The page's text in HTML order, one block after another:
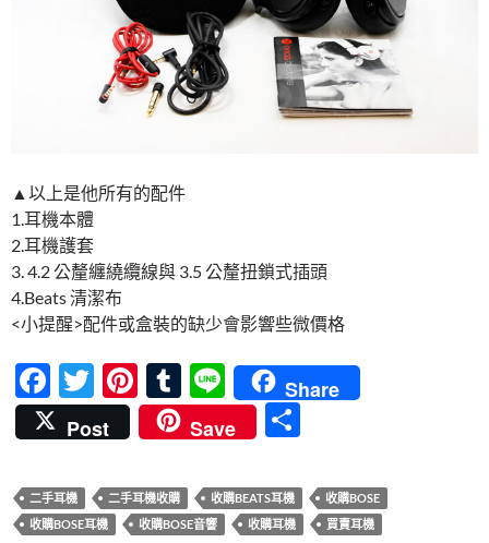
▲以上是他所有的配件
1.耳機本體
2.耳機護套
3. 4.2 公釐纏繞纜線與 3.5 公釐扭鎖式插頭
4.Beats 清潔布
<小提醒>配件或盒裝的缺少會影響些微價格
F
ac
e
b
o
T
w
itt
er
Pi
nt
er
es
t
T
u
m
bl
r
Li
n
e
Share
Post
Save
二手耳機 二手耳機收購 收購BEATS耳機
收購BOSE
收購BOSE耳機
收購BOSE音響 收購耳機 買賣耳機